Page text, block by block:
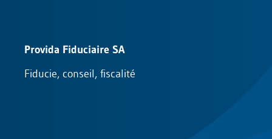
Provida Fiduciaire SA
Fiducie, conseil, fiscalité